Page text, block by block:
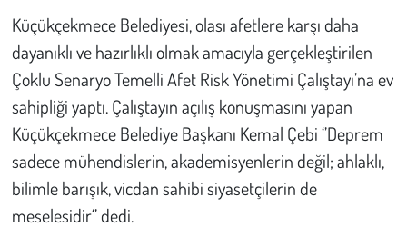
Küçükçekmece Belediyesi, olası afetlere karşı daha
dayanıklı ve hazırlıklı olmak amacıyla gerçekleştirilen
Çoklu Senaryo Temelli Afet Risk Yönetimi Çalıştayı’na ev
sahipliği yaptı. Çalıştayın açılış konuşmasını yapan
Küçükçekmece Belediye Başkanı Kemal Çebi ‘’Deprem
sadece mühendislerin, akademisyenlerin değil; ahlaklı,
bilimle barışık, vicdan sahibi siyasetçilerin de
meselesidir‘’ dedi.
Vefat İlanları
Tarih
Hukuk
Tarım